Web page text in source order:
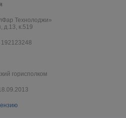
Технолоджи»
д.13, к.519
горисполком